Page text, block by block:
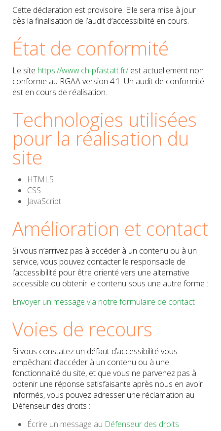
Cette déclaration est provisoire. Elle sera mise à jour
dès la finalisation de l’audit d’accessibilité en cours.
État de conformité
Le site https://www.ch-pfastatt.fr/est actuellement non
conforme au RGAA version 4.1. Un audit de conformité
est en cours de réalisation.
Technologies utilisées
pour la réalisation du
site
HTML5
CSS
JavaScript
Amélioration et contact
Si vous n’arrivez pas à accéder à un contenu ou à un
service, vous pouvez contacter le responsable de
l’accessibilité pour être orienté vers une alternative
accessible ou obtenir le contenu sous une autre forme :
Envoyer un message via notre formulaire de contact
Voies de recours
Si vous constatez un défaut d’accessibilité vous
empêchant d’accéder à un contenu ou à une
fonctionnalité du site, et que vous ne parvenez pas à
obtenir une réponse satisfaisante après nous en avoir
informés, vous pouvez adresser une réclamation au
Défenseur des droits :
Écrire un message au Défenseur des droits